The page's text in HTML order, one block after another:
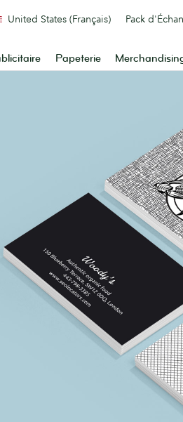
Papeterie
United States (Français) Pack